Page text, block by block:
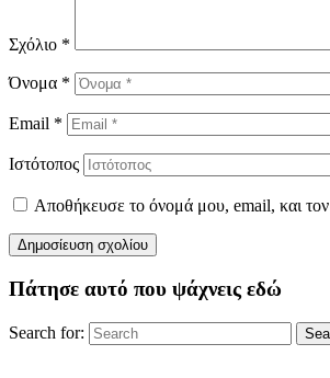
Σχόλιο *
Όνομα *
Email *
Ιστότοπος
Αποθήκευσε το όνομά μου, email, και
Πάτησε αυτό που ψάχνεις εδώ
Search for: